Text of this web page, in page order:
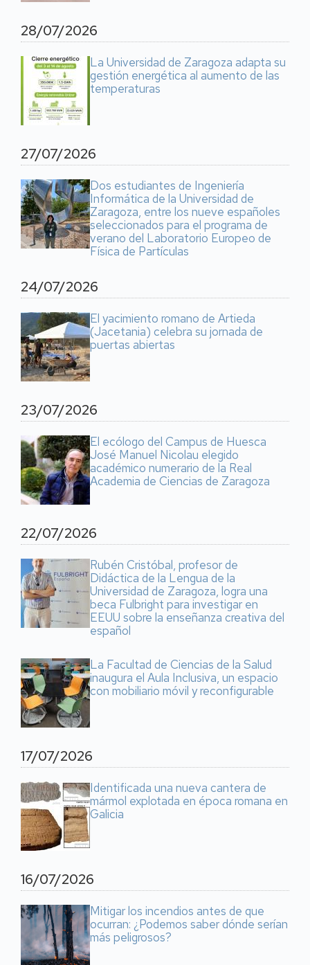
28/07/2026
La Universidad de Zaragoza adapta su
gestión energética al aumento de las
temperaturas
27/07/2026
Dos estudiantes de Ingeniería
Informática de la Universidad de
Zaragoza, entre los nueve españoles
seleccionados para el programa de
verano del Laboratorio Europeo de
Física de Partículas
24/07/2026
El yacimiento romano de Artieda
(Jacetania) celebra su jornada de
puertas abiertas
23/07/2026
El ecólogo del Campus de Huesca
José Manuel Nicolau elegido
académico numerario de la Real
Academia de Ciencias de Zaragoza
22/07/2026
Rubén Cristóbal, profesor de
Didáctica de la Lengua de la
Universidad de Zaragoza, logra una
beca Fulbright para investigar en
EEUU sobre la enseñanza creativa del
español
La Facultad de Ciencias de la Salud
inaugura el Aula Inclusiva, un espacio
con mobiliario móvil y reconfigurable
17/07/2026
Identificada una nueva cantera de
mármol explotada en época romana en
Galicia
16/07/2026
Mitigar los incendios antes de que
ocurran: ¿Podemos saber dónde serían
más peligrosos?